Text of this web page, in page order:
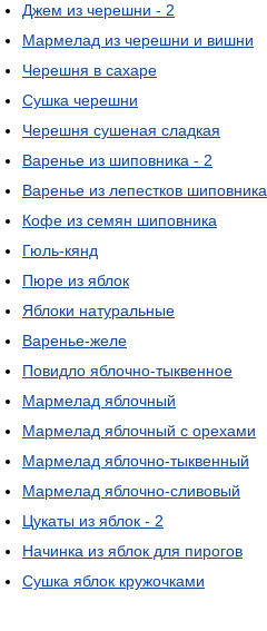
Джем из черешни - 2
Мармелад из черешни и вишни
Черешня в сахаре
Сушка черешни
Черешня сушеная сладкая
Варенье из шиповника - 2
Варенье из лепестков шиповника
Кофе из семян шиповника
Гюль-кянд
Пюре из яблок
Яблоки натуральные
Варенье-желе
Повидло яблочно-тыквенное
Мармелад яблочный
Мармелад яблочный с орехами
Мармелад яблочно-тыквенный
Мармелад яблочно-сливовый
Цукаты из яблок - 2
Начинка из яблок для пирогов
Сушка яблок кружочками